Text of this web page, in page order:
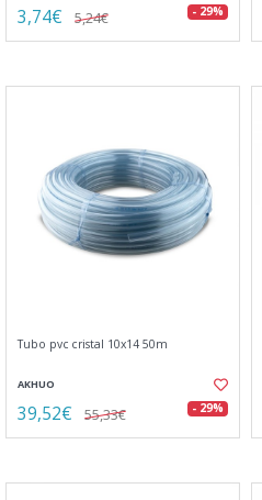
3,74€ 5,24€ - 29%
Tubo pvc cristal 10x14 50m
AKHUO
39,52€ 55,33€ - 29%